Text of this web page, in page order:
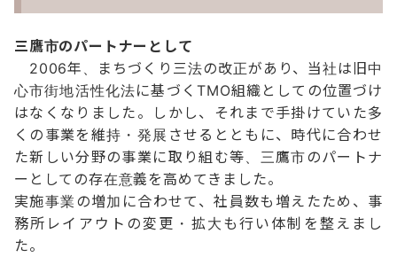
三鷹市のパートナーとして
2006年、まちづくり三法の改正があり、当社は旧中
心市街地活性化法に基づくTMO組織としての位置づけ
はなくなりました。しかし、それまで手掛けていた多
くの事業を維持・発展させるとともに、時代に合わせ
た新しい分野の事業に取り組む等、三鷹市のパートナ
ーとしての存在意義を高めてきました。
実施事業の増加に合わせて、社員数も増えたため、事
務所レイアウトの変更・拡大も行い体制を整えまし
た。